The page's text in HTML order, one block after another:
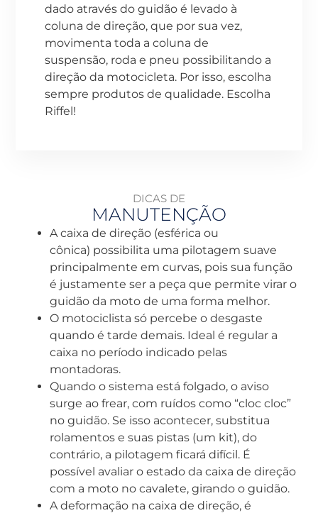
dado através do guidão é levado à
coluna de direção, que por sua vez,
movimenta toda a coluna de
suspensão, roda e pneu possibilitando a
direção da motocicleta. Por isso, escolha
sempre produtos de qualidade. Escolha
Riffel!
DICAS DE
MANUTENÇÃO
A caixa de direção (esférica ou
cônica) possibilita uma pilotagem suave
principalmente em curvas, pois sua função
é justamente ser a peça que permite virar o
guidão da moto de uma forma melhor.
O motociclista só percebe o desgaste
quando é tarde demais. Ideal é regular a
caixa no período indicado pelas
montadoras.
Quando o sistema está folgado, o aviso
surge ao frear, com ruídos como “cloc cloc”
no guidão. Se isso acontecer, substitua
rolamentos e suas pistas (um kit), do
contrário, a pilotagem ficará difícil. É
possível avaliar o estado da caixa de direção
com a moto no cavalete, girando o guidão.
A deformação na caixa de direção, é